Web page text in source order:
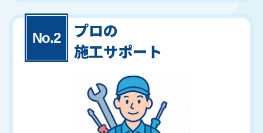
プロの
施工サポート